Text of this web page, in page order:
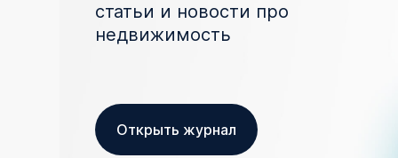
статьи и новости про
недвижимость
Открыть журнал